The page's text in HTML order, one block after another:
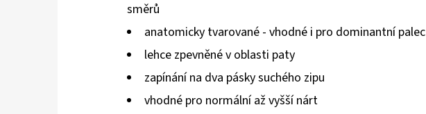
0,0
hvězdiček.
směrů
anatomicky tvarované - vhodné i pro dominantní palec
lehce zpevněné v oblasti paty
zapínání na dva pásky suchého zipu
vhodné pro normální až vyšší nárt